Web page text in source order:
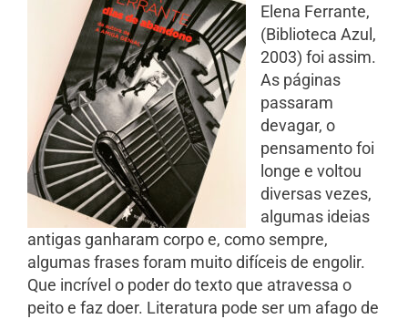
Elena Ferrante,
(Biblioteca Azul,
2003) foi assim.
As páginas
passaram
devagar, o
pensamento foi
longe e voltou
diversas vezes,
algumas ideias
antigas ganharam corpo e, como sempre,
algumas frases foram muito difíceis de engolir.
Que incrível o poder do texto que atravessa o
peito e faz doer. Literatura pode ser um afago de